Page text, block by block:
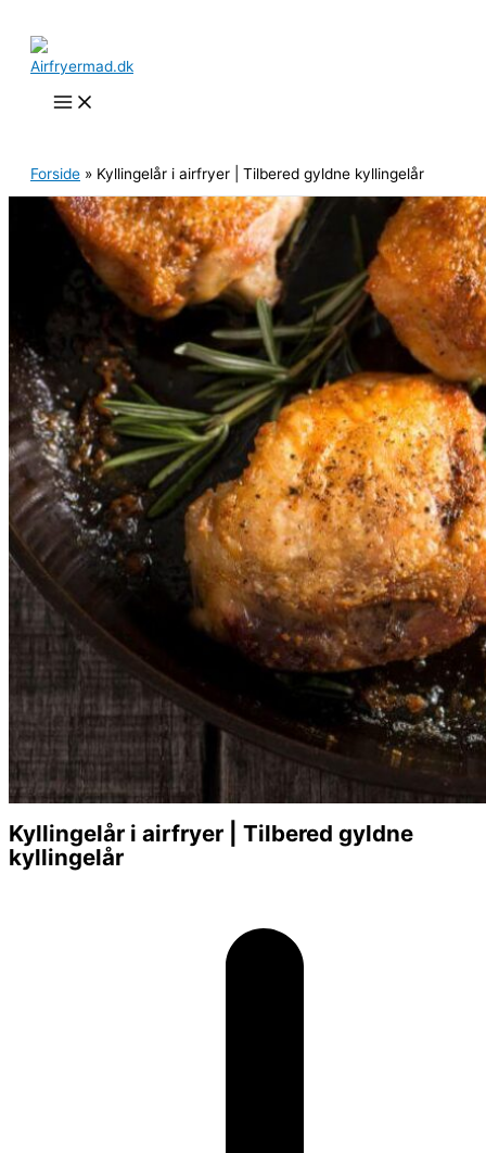
indholdet
Forside » Kyllingelår i airfryer | Tilbered gyldne kyllingelår
Kyllingelår i airfryer | Tilbered gyldne
kyllingelår